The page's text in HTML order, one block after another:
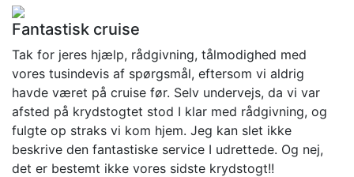
Fantastisk cruise
Tak for jeres hjælp, rådgivning, tålmodighed med
vores tusindevis af spørgsmål, eftersom vi aldrig
havde været på cruise før. Selv undervejs, da vi var
afsted på krydstogtet stod I klar med rådgivning, og
fulgte op straks vi kom hjem. Jeg kan slet ikke
beskrive den fantastiske service I udrettede. Og nej,
det er bestemt ikke vores sidste krydstogt!!